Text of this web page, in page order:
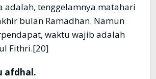
adalah, tenggelamnya matahari
bulan Ramadhan. Namun
waktu wajib adalah
Fithri.[20]
afdhal.